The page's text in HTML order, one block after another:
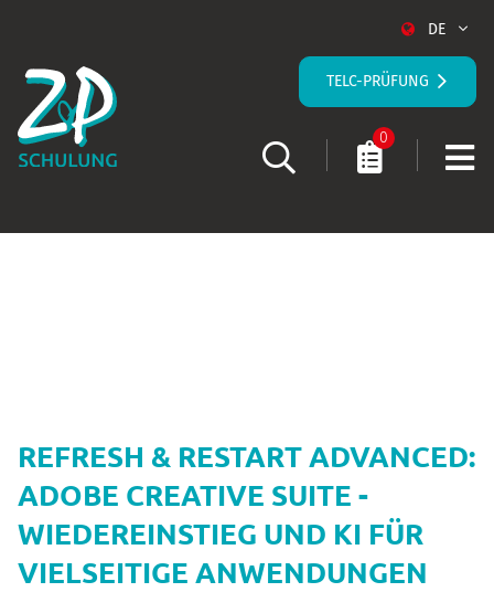
DE
TELC-PRÜFUNG
0
REFRESH & RESTART ADVANCED:
ADOBE CREATIVE SUITE -
WIEDEREINSTIEG UND KI FÜR
VIELSEITIGE ANWENDUNGEN